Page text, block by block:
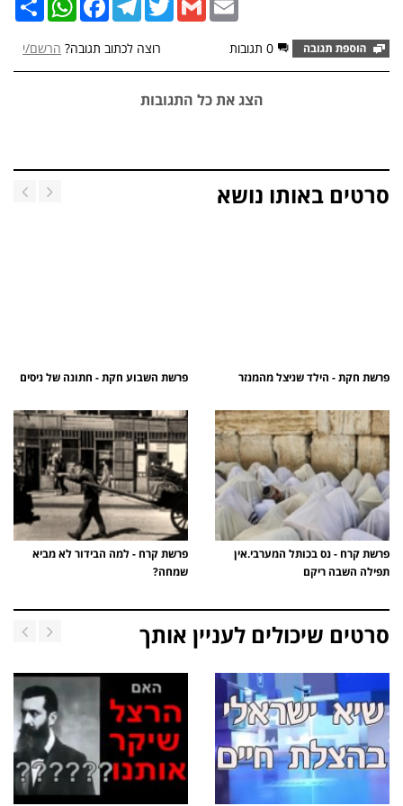
0 תגובות רוצה לכתוב תגובה? הרשם/י
הצג את כל התגובות
סרטים באותו נושא
פרשת חקת - הילד שניצל מהמנזר פרשת השבוע חקת - חתונה של ניסים
פרשת קרח - נס בכותל המערבי.אין
תפילה השבה ריקם
פרשת קרח - למה הבידור לא מביא
שמחה?
סרטים שיכולים לעניין אותך